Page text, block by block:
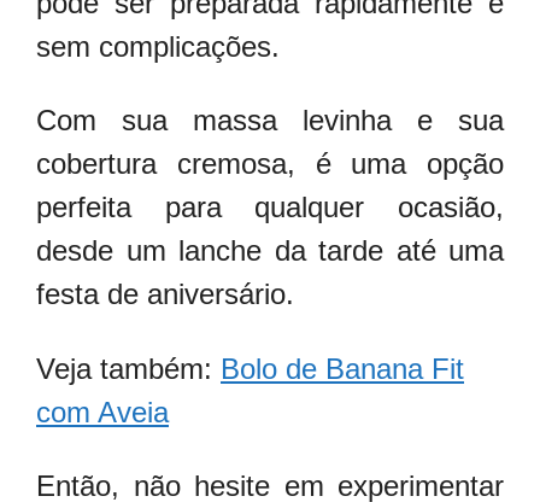
sem complicações.
Com sua massa levinha e sua
cobertura cremosa, é uma opção
perfeita para qualquer ocasião,
desde um lanche da tarde até uma
festa de aniversário.
Veja também: Bolo de Banana Fit
com Aveia
Então, não hesite em experimentar